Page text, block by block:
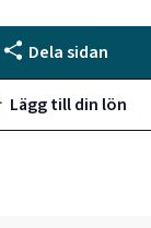
Dela sidan
Lägg till din lön